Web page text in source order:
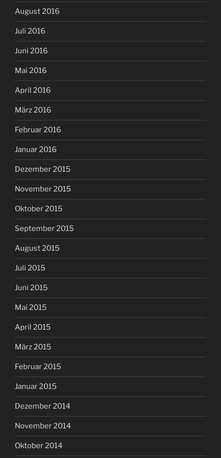
August 2016
Juli 2016
Juni 2016
Mai 2016
April 2016
März 2016
Februar 2016
Januar 2016
Dezember 2015
November 2015
Oktober 2015
September 2015
August 2015
Juli 2015
Juni 2015
Mai 2015
April 2015
März 2015
Februar 2015
Januar 2015
Dezember 2014
November 2014
Oktober 2014